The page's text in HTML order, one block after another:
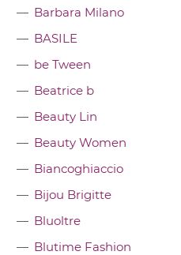
Barbara Milano
BASILE
be Tween
Beatrice b
Beauty Lin
Beauty Women
Biancoghiaccio
Bijou Brigitte
Bluoltre
Blutime Fashion